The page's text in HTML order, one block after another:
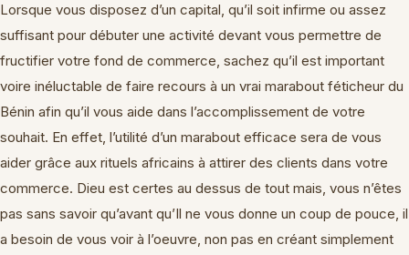
Lorsque vous disposez d’un capital, qu’il soit infirme ou assez
suffisant pour débuter une activité devant vous permettre de
fructifier votre fond de commerce, sachez qu’il est important
voire inéluctable de faire recours à un vrai marabout féticheur du
Bénin afin qu’il vous aide dans l’accomplissement de votre
souhait. En effet, l’utilité d’un marabout efficace sera de vous
aider grâce aux rituels africains à attirer des clients dans votre
commerce. Dieu est certes au dessus de tout mais, vous n’êtes
pas sans savoir qu’avant qu’Il ne vous donne un coup de pouce, il
a besoin de vous voir à l’oeuvre, non pas en créant simplement